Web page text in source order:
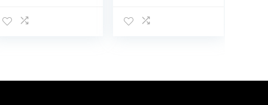
Wasmachine
Mini-
Inverter Max A
Plus, laag